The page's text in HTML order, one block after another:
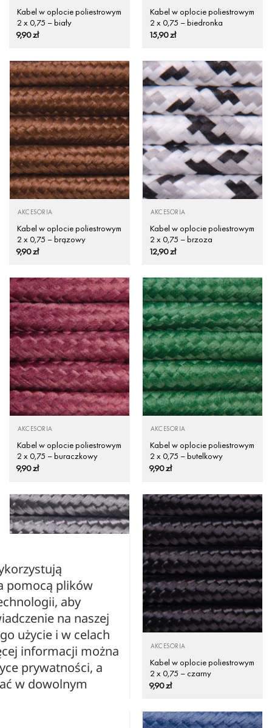
Kabel w oplocie poliestrowym
2 x 0,75 – biały
9,90zł
Kabel w oplocie poliestrowym
2 x 0,75 – biedronka
15,90zł
AKCESORIA
Kabel w oplocie poliestrowym
2 x 0,75 – brązowy
9,90zł
AKCESORIA
Kabel w oplocie poliestrowym
2 x 0,75 – brzoza
12,90zł
AKCESORIA
Kabel w oplocie poliestrowym
2 x 0,75 – buraczkowy
9,90zł
AKCESORIA
Kabel w oplocie poliestrowym
2 x 0,75 – butelkowy
9,90zł
AKCESORIA
Kabel w oplocie poliestrowym
2 x 0,75 – ciemnoszary
9,90zł
AKCESORIA
Kabel w oplocie poliestrowym
2 x 0,75 – czarny
9,90zł
pomocą plików
aby
na naszej
użycie i w celach
informacji można
prywatności, a
w dowolnym